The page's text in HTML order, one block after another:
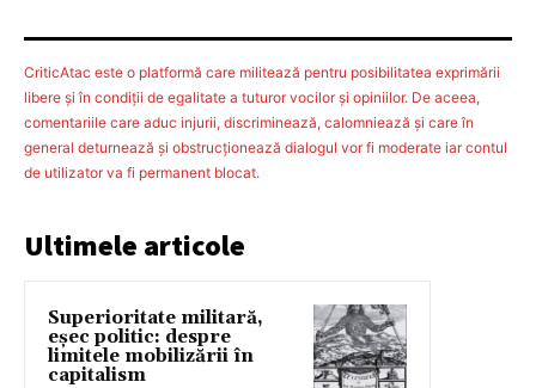
CriticAtac este o platformă care militează pentru posibilitatea exprimării
libere şi în condiţii de egalitate a tuturor vocilor şi opiniilor. De aceea,
comentariile care aduc injurii, discriminează, calomniează şi care în
general deturnează şi obstrucţionează dialogul vor fi moderate iar contul
de utilizator va fi permanent blocat.
Ultimele articole
Superioritate militară,
eșec politic: despre
limitele mobilizării în
capitalism